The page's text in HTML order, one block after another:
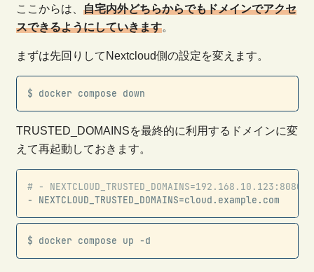
ここからは、 自宅内外どちらからでもドメインでアクセ
スできるようにしていきます。
まずは先回りしてNextcloud側の設定を変えます。
$ docker compose down
TRUSTED_DOMAINSを最終的に利用するドメインに変
えて再起動しておきます。
# - NEXTCLOUD_TRUSTED_DOMAINS=192.168.10.123:8080
- NEXTCLOUD_TRUSTED_DOMAINS=cloud.example.com
Copy
$ docker compose up -d